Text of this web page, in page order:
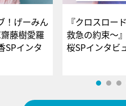
！げーみん
藤樹愛羅
SPインタ
『クロスロー
救急の約束～
桜SPインタ